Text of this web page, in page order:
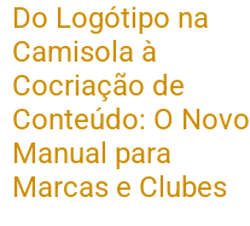
Do Logótipo na
Camisola à
Cocriação de
Conteúdo: O Novo
Manual para
Marcas e Clubes